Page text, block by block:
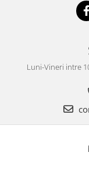
Luni-Vineri intre